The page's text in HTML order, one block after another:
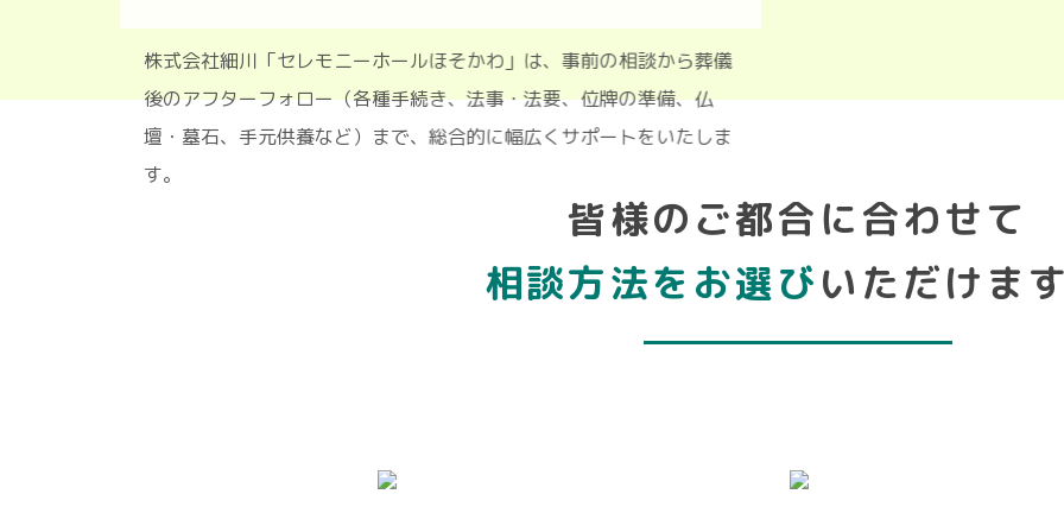
株式会社細川「セレモニーホールほそかわ」は、事前の相談から葬儀
後のアフターフォロー（各種手続き、法事・法要、位牌の準備、仏
壇・墓石、手元供養など）まで、総合的に幅広くサポートをいたしま
皆様のご都合に合わせて
相談方法をお選びいただけま